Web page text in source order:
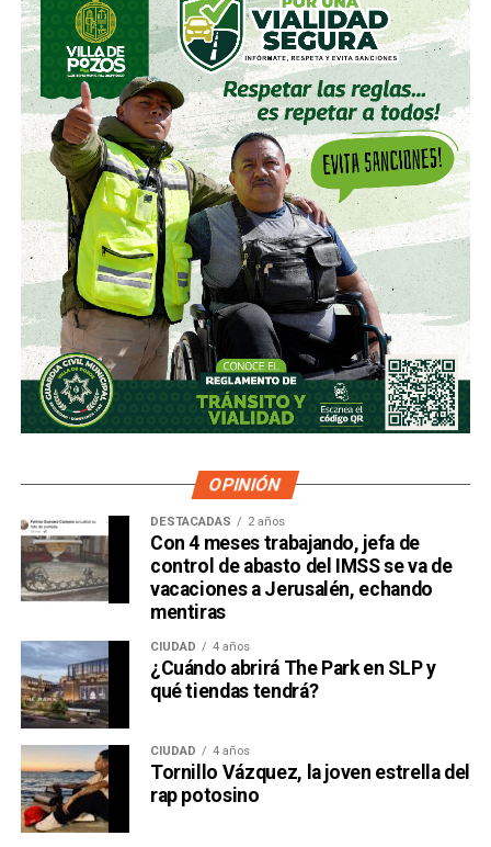
OPINIÓN
DESTACADAS 2 años
Con 4 meses trabajando, jefa de
control de abasto del IMSS se va de
vacaciones a Jerusalén, echando
mentiras
CIUDAD 4 años
¿Cuándo abrirá The Park en SLP y
qué tiendas tendrá?
CIUDAD 4 años
Tornillo Vázquez, la joven estrella del
rap potosino